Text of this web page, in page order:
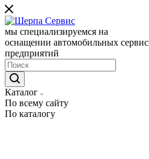
мы специализируемся на
оснащении автомобильных
предприятий
Каталог
По всему сайту
По каталогу